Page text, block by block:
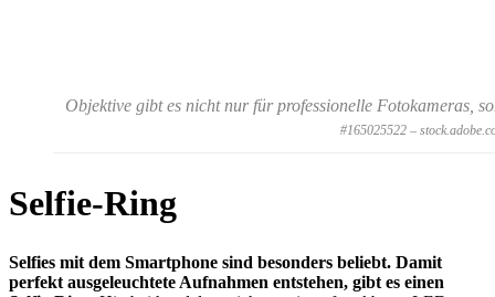
Objektive gibt es nicht nur für professionelle Fotokameras,
#165025522 –
Selfie-Ring
Selfies mit dem Smartphone sind besonders beliebt. Damit
perfekt ausgeleuchtete Aufnahmen entstehen, gibt es einen